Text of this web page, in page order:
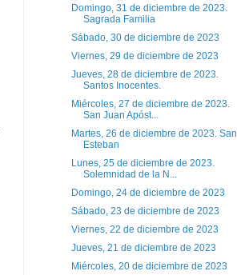
Domingo, 31 de diciembre de 2023.
Sagrada Familia
Sábado, 30 de diciembre de 2023
Viernes, 29 de diciembre de 2023
Jueves, 28 de diciembre de 2023.
Santos Inocentes.
Miércoles, 27 de diciembre de 2023.
San Juan Apóst...
Martes, 26 de diciembre de 2023. San
Esteban
Lunes, 25 de diciembre de 2023.
Solemnidad de la N...
Domingo, 24 de diciembre de 2023
Sábado, 23 de diciembre de 2023
Viernes, 22 de diciembre de 2023
Jueves, 21 de diciembre de 2023
Miércoles, 20 de diciembre de 2023